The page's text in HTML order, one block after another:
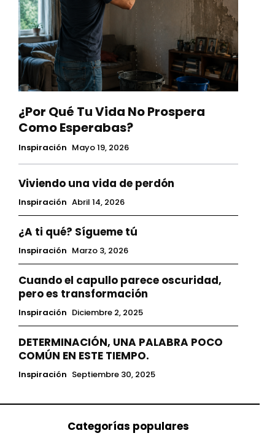
¿Por Qué Tu Vida No Prospera
Como Esperabas?
Inspiración Mayo 19, 2026
Viviendo una vida de perdón
Inspiración Abril 14, 2026
¿A ti qué? Sígueme tú
Inspiración Marzo 3, 2026
Cuando el capullo parece oscuridad,
pero es transformación
Inspiración Diciembre 2, 2025
DETERMINACIÓN, UNA PALABRA POCO
COMÚN EN ESTE TIEMPO.
Inspiración Septiembre 30, 2025
Categorías populares